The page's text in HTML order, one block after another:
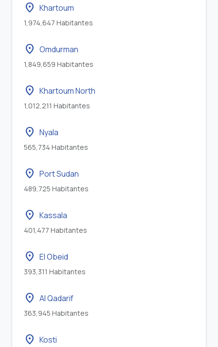
location_on Khartoum
1,974,647 Habitantes
location_on Omdurman
1,849,659 Habitantes
location_on Khartoum North
1,012,211 Habitantes
location_on Nyala
565,734 Habitantes
location_on Port Sudan
489,725 Habitantes
location_on Kassala
401,477 Habitantes
location_on El Obeid
393,311 Habitantes
location_on Al Qadarif
363,945 Habitantes
location_on Kosti